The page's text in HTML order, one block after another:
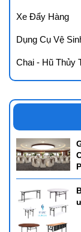
Xe Đẩy Hàng
Dụng Cụ Vệ
Chai - Hũ Thủy